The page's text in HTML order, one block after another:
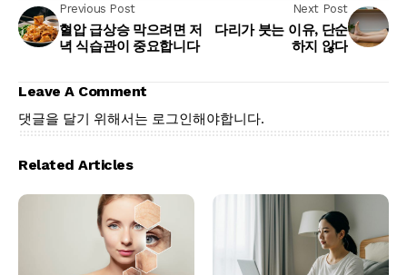
Previous Post
혈압 급상승 막으려면 저
녁 식습관이 중요합니다
Next Post
다리가 붓는 이유, 단순
하지 않다
Leave A Comment
댓글을 달기 위해서는 로그인해야합니다.
Related Articles